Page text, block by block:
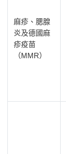
麻疹、腮腺
炎及德國麻
疹疫苗
（MMR）